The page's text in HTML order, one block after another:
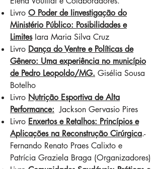
Livro O Poder de Iinvestigação do
Ministério Público: Posibilidades e
LimitesIara Maria Silva Cruz
Livro Dança do Ventre e Políticas de
Gênero: Uma experiência no município
de Pedro Leopoldo/MG. Gisélia Sousa
Botelho
Livro Nutrição Esportiva de Alta
Performance: Jackson Gervasio Pires
Livro Enxertos e Retalhos: Princípios e
Aplicações na Reconstrução Cirúrgica.-
Fernando Renato Praes Calixto e
Patrícia Graziela Braga (Organizadores)